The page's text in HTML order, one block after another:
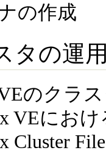
の作成
タの運
のクラ
VEにお
Cluster